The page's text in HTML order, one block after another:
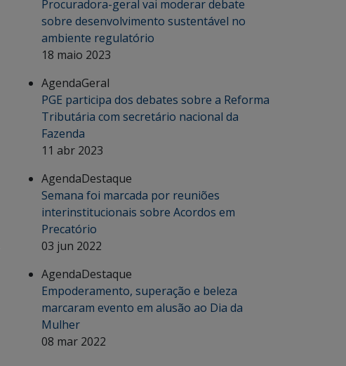
Procuradora-geral vai moderar debate
sobre desenvolvimento sustentável no
ambiente regulatório
18 maio 2023
AgendaGeral
PGE participa dos debates sobre a Reforma
Tributária com secretário nacional da
Fazenda
11 abr 2023
AgendaDestaque
Semana foi marcada por reuniões
interinstitucionais sobre Acordos em
Precatório
03 jun 2022
AgendaDestaque
Empoderamento, superação e beleza
marcaram evento em alusão ao Dia da
Mulher
08 mar 2022